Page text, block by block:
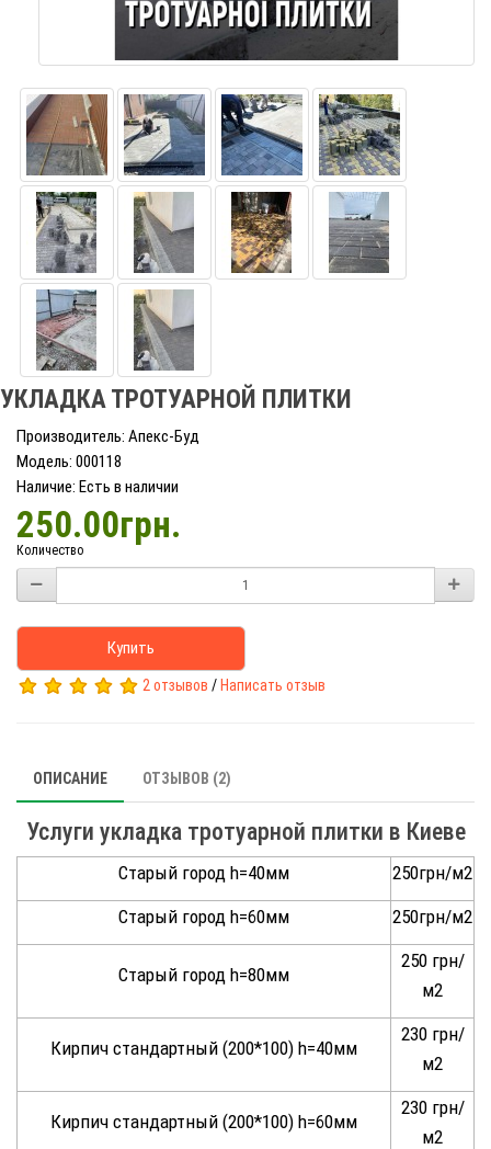
УКЛАДКА ТРОТУАРНОЙ ПЛИТКИ
Производитель: Апекс-Буд
Модель: 000118
Наличие: Есть в наличии
250.00грн.
Количество
Купить
2 отзывов / Написать отзыв
ОПИСАНИЕ ОТЗЫВОВ (2)
Услуги укладка тротуарной плитки в Киеве
Старый город h=40мм
250грн/м2
Старый город h=60мм
250грн/м2
Старый город h=80мм
250 грн/
м2
Кирпич стандартный (200*100) h=40мм
230 грн/
м2
Кирпич стандартный (200*100) h=60мм
230 грн/
м2